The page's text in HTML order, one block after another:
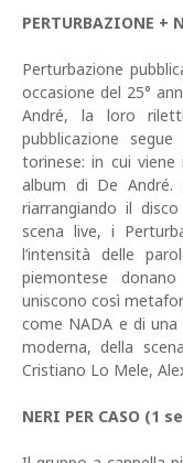
PERTURBAZIONE +
Perturbazione
occasione del 25°
André, la loro
pubblicazione
torinese: in cui
album di De
riarrangiando il
scena live, i
l’intensità delle
piemontese
uniscono così
come NADA e di
moderna, della
Cristiano Lo Mele,
NERI PER CASO (1